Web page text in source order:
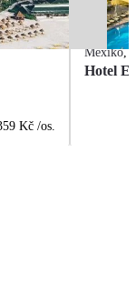
Kč /os.
Mexiko,
Hotel